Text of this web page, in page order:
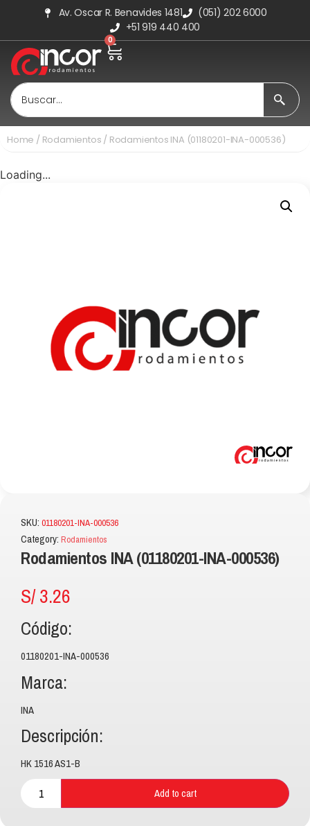
Av. Oscar R. Benavides 1481
(051) 202 6000
+51 919 440 400
0
Home / Rodamientos / Rodamientos INA (01180201-INA-000536)
Loading...
SKU: 01180201-INA-000536
Category: Rodamientos
Rodamientos INA (01180201-INA-000536)
S/3.26
Código:
01180201-INA-000536
Marca:
INA
Descripción:
HK 1516 AS1-B
Add to cart